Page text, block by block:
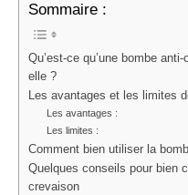
Sommaire :
Qu’est-ce qu’une bombe
elle ?
Les avantages et les limites
Les avantages :
Les limites :
Comment bien utiliser la
Quelques conseils pour bien
crevaison